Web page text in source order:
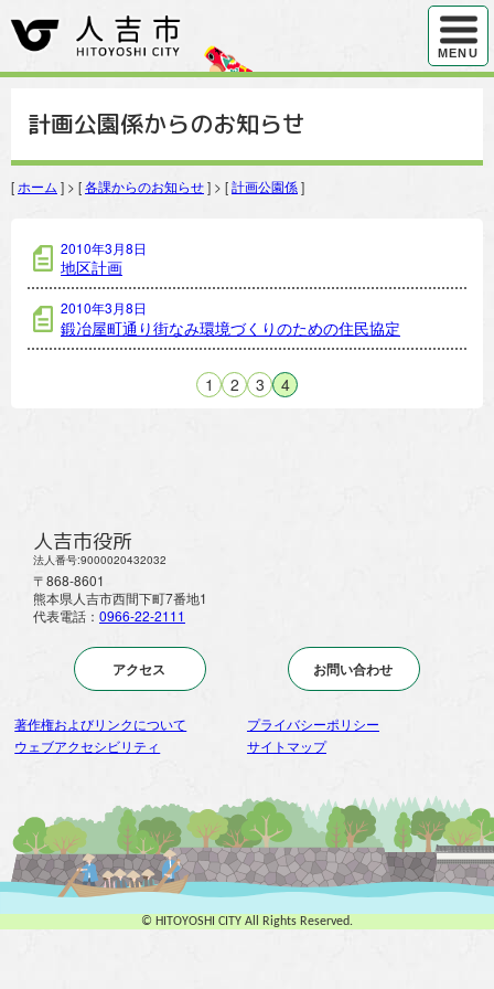
ハンバ
MENU
計画公園係からのお知らせ
[ ホーム ] > [各課からのお知らせ] > [計画公園係]
計画公園係の記事一覧
2010年3月8日
地区計画
2010年3月8日
鍛冶屋町通り街なみ環境づくりのための住民協定
1 2 3 4
人吉市役所
法人番号:9000020432032
〒868-8601
熊本県人吉市西間下町7番地1
代表電話： 0966-22-2111
アクセス お問い合わせ
著作権およびリンクについて
プライバシーポリシー
ウェブアクセシビリティ
サイトマップ
© HITOYOSHI CITY All Rights Reserved.